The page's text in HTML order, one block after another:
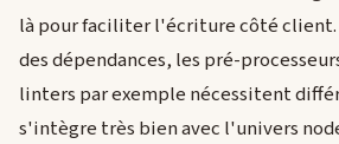
là pour faciliter l'écriture côté client.
des dépendances, les pré-
linters par exemple nécessitent
s'intègre très bien avec l'univers